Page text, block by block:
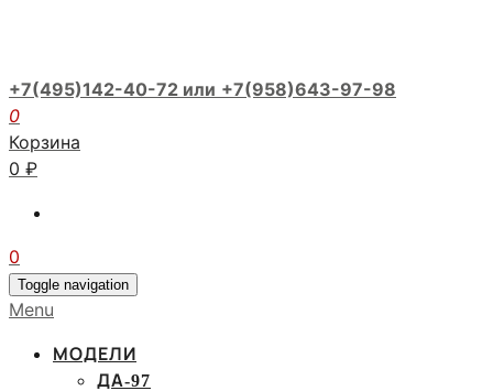
+7(495)142-40-72 или +7(958)643-97-98
0
Корзина
0 ₽
0
Toggle navigation
Menu
МОДЕЛИ
ДА-97